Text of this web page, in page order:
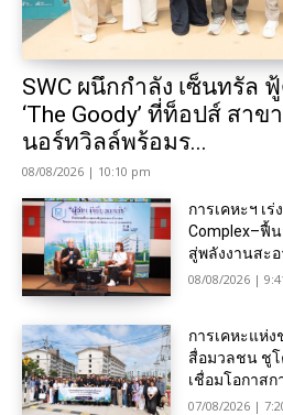
SWC ผนึกกำลัง เซ็นทรัล
‘The Goody’ ที่ท็อปส์ สา
นอร์ทวิลล์พร้อมร...
08/08/2026 | 10:10 pm
การเคหะฯ เ
Complex–ฟื้
สู่พลังงานสะ
08/08/2026 |
การเคหะแห่
สื่อมวลชน ชูโ
เชื่อมโอกาสก
07/08/2026 |